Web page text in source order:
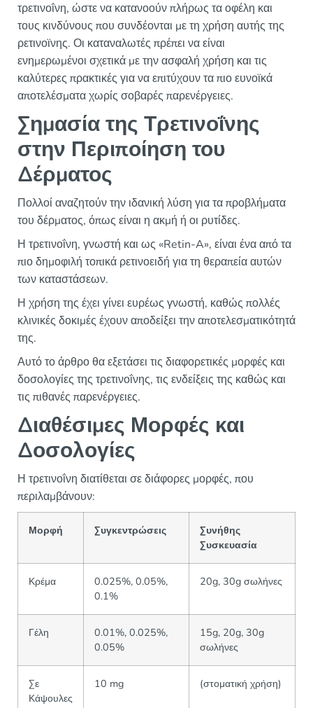
τρετινοΐνη, ώστε να κατανοούν πλήρως τα οφέλη και
τους κινδύνους που συνδέονται με τη χρήση αυτής της
ρετινοϊνης. Οι καταναλωτές πρέπει να είναι
ενημερωμένοι σχετικά με την ασφαλή χρήση και τις
καλύτερες πρακτικές για να επιτύχουν τα πιο ευνοϊκά
αποτελέσματα χωρίς σοβαρές παρενέργειες.
Σημασία της Τρετινοΐνης
στην Περιποίηση του
Δέρματος
Πολλοί αναζητούν την ιδανική λύση για τα προβλήματα
του δέρματος, όπως είναι η ακμή ή οι ρυτίδες.
Η τρετινοΐνη, γνωστή και ως «Retin-A», είναι ένα από τα
πιο δημοφιλή τοπικά ρετινοειδή για τη θεραπεία αυτών
των καταστάσεων.
Η χρήση της έχει γίνει ευρέως γνωστή, καθώς πολλές
κλινικές δοκιμές έχουν αποδείξει την αποτελεσματικότητά
της.
Αυτό το άρθρο θα εξετάσει τις διαφορετικές μορφές και
δοσολογίες της τρετινοΐνης, τις ενδείξεις της καθώς και
τις πιθανές παρενέργειες.
Διαθέσιμες Μορφές και
Δοσολογίες
Η τρετινοΐνη διατίθεται σε διάφορες μορφές, που
περιλαμβάνουν:
Μορφή Συγκεντρώσεις
Συνήθης
Συσκευασία
Κρέμα
0.025%, 0.05%,
0.1%
20g, 30g σωλήνες
Γέλη
0.01%, 0.025%,
0.05%
15g, 20g, 30g
σωλήνες
Σε
Κάψουλες
10 mg (στοματική χρήση)